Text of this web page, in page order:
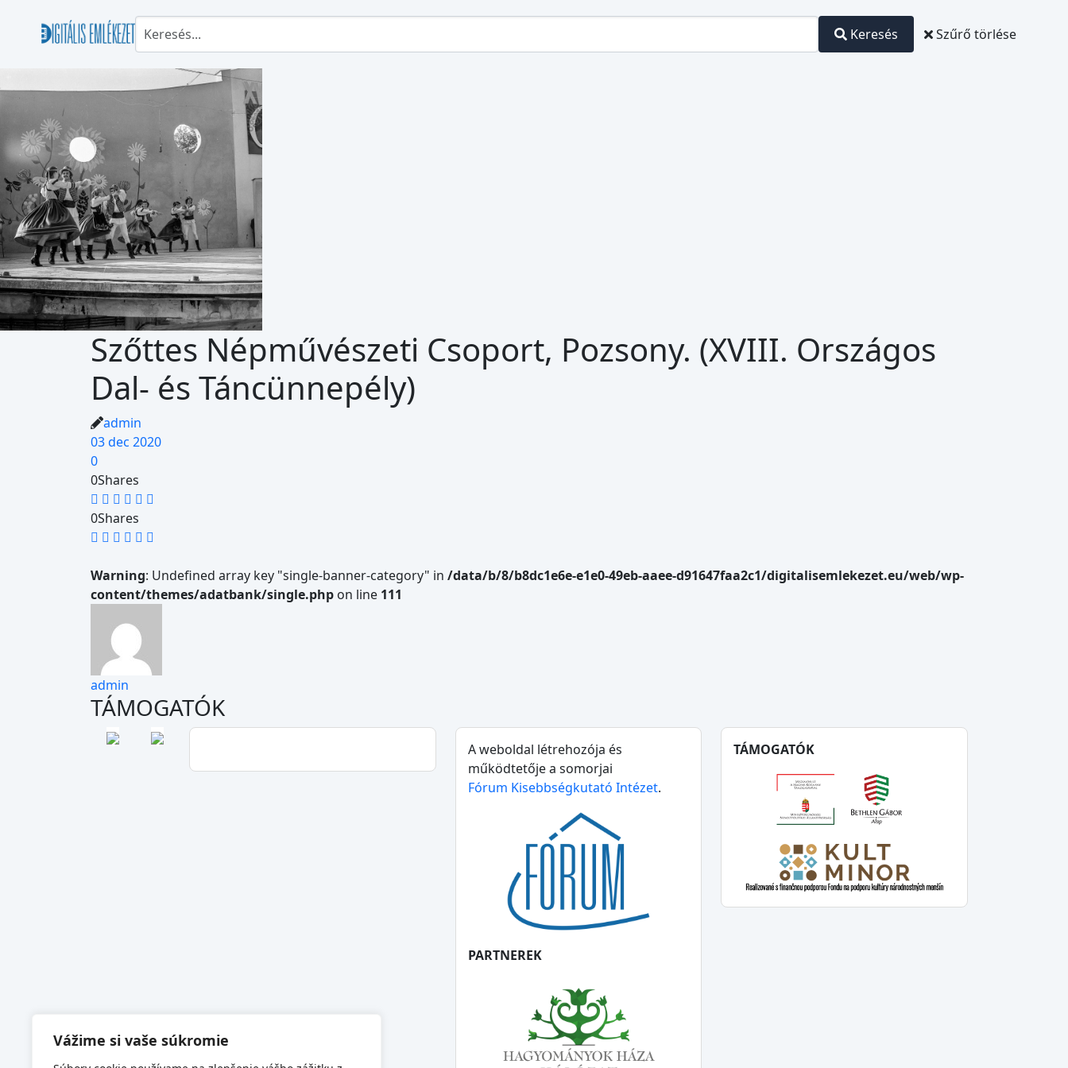
Vážime si vaše súkromie
Keresés Szűrő törlése
Szőttes Népművészeti Csoport, Pozsony. (XVIII. Országos
Dal- és Táncünnepély)
admin
03 dec 2020
0
0Shares
0Shares
Warning: Undefined array key "single-banner-category" in /data/b/8/b8dc1e6e-e1e0-49eb-aaee-d91647faa2c1/digitalisemlekezet.eu/web/wp-
content/themes/adatbank/single.php on line 111
admin
TÁMOGATÓK
A weboldal létrehozója és
működtetője a somorjai
Fórum Kisebbségkutató Intézet.
PARTNEREK
TÁMOGATÓK